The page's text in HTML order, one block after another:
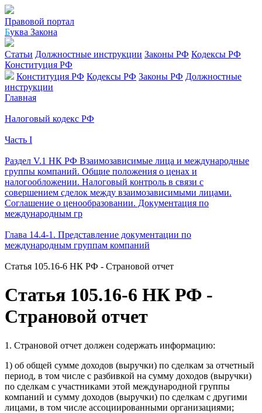
Правовой портал
Буква Закона
Статьи Должностные инструкции Законы РФ Кодексы РФ
Конституция РФ
Конституция РФ Кодексы РФ Законы РФ Должностные
инструкции
Главная
Налоговый кодекс РФ
Часть I
Раздел V.1 НК РФ Взаимозависимые лица и международные
группы компаний. Общие положения о ценах и
налогообложении. Налоговый контроль в связи с
совершением сделок между взаимозависимыми лицами.
Соглашение о ценообразовании. Документация по
международным гр
Глава 14.4-1. Представление документации по
международным группам компаний
Статья 105.16-6 НК РФ - Страновой отчет
Статья 105.16-6 НК РФ -
Страновой отчет
1. Страновой отчет должен содержать информацию:
1) об общей сумме доходов (выручки) по сделкам за отчетный
период, в том числе с разбивкой на сумму доходов (выручки)
по сделкам с участниками этой международной группы
компаний и сумму доходов (выручки) по сделкам с другими
лицами, в том числе ассоциированными организациями;